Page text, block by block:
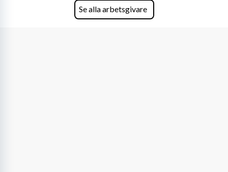
Köpenhamn, Århus, Oslo och Helsingfors kan vi
på DLA Piper erbjuda våra klienter en unik,
Se alla arbetsgivare